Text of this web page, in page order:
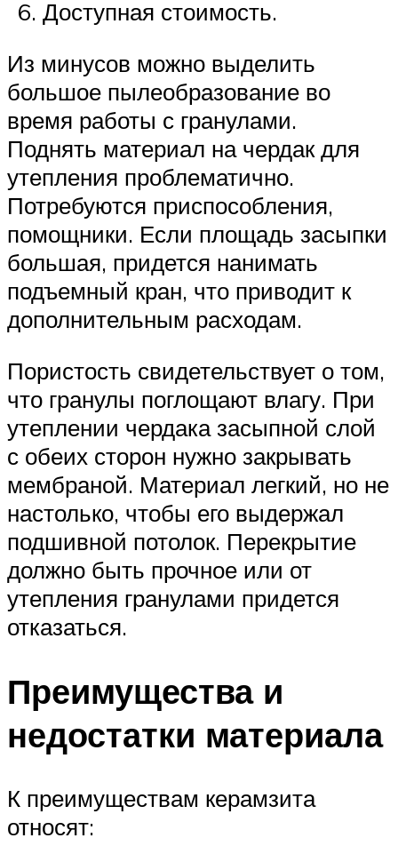
Доступная стоимость.
Из минусов можно выделить
большое пылеобразование во
время работы с гранулами.
Поднять материал на чердак для
утепления проблематично.
Потребуются приспособления,
помощники. Если площадь засыпки
большая, придется нанимать
подъемный кран, что приводит к
дополнительным расходам.
Пористость свидетельствует о том,
что гранулы поглощают влагу. При
утеплении чердака засыпной слой
с обеих сторон нужно закрывать
мембраной. Материал легкий, но не
настолько, чтобы его выдержал
подшивной потолок. Перекрытие
должно быть прочное или от
утепления гранулами придется
отказаться.
Преимущества и
недостатки материала
К преимуществам керамзита
относят: